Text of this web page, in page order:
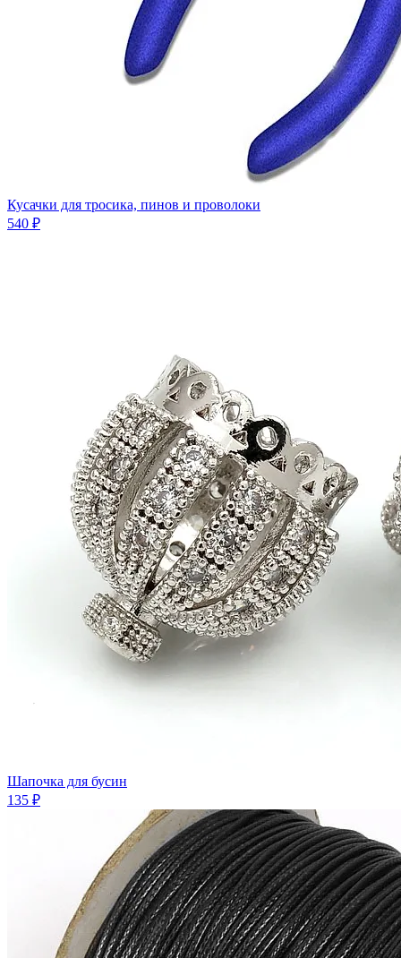
Кусачки для тросика, пинов и проволоки
540 ₽
Шапочка для бусин
135 ₽